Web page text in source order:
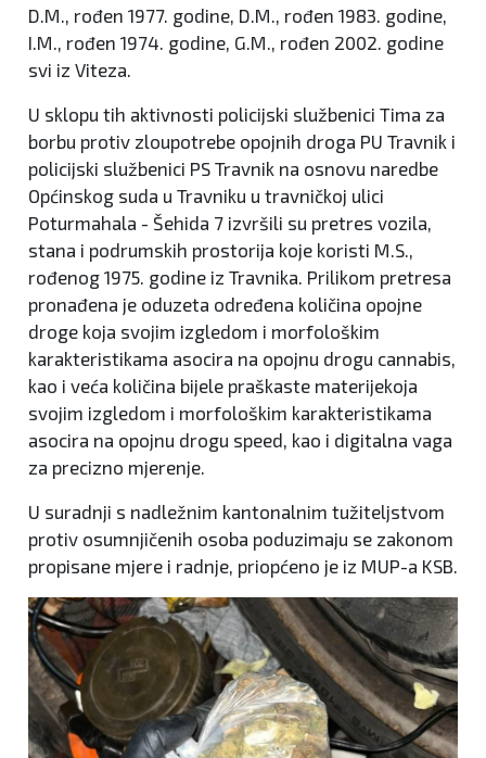
D.M., rođen 1977. godine, D.M., rođen 1983. godine,
I.M., rođen 1974. godine, G.M., rođen 2002. godine
svi iz Viteza.
U sklopu tih aktivnosti policijski službenici Tima za
borbu protiv zloupotrebe opojnih droga PU Travnik i
policijski službenici PS Travnik na osnovu naredbe
Općinskog suda u Travniku u travničkoj ulici
Poturmahala - Šehida 7 izvršili su pretres vozila,
stana i podrumskih prostorija koje koristi M.S.,
rođenog 1975. godine iz Travnika. Prilikom pretresa
pronađena je oduzeta određena količina opojne
droge koja svojim izgledom i morfološkim
karakteristikama asocira na opojnu drogu cannabis,
kao i veća količina bijele praškaste materijekoja
svojim izgledom i morfološkim karakteristikama
asocira na opojnu drogu speed, kao i digitalna vaga
za precizno mjerenje.
U suradnji s nadležnim kantonalnim tužiteljstvom
protiv osumnjičenih osoba poduzimaju se zakonom
propisane mjere i radnje, priopćeno je iz MUP-a KSB.